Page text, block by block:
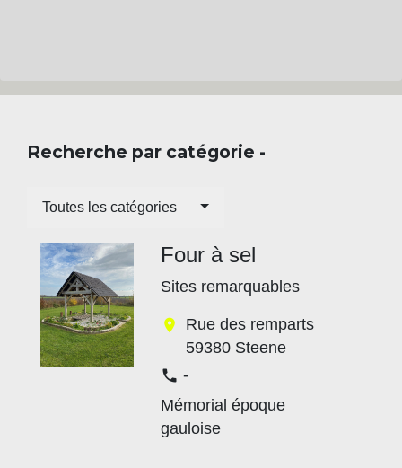
Recherche par catégorie -
Toutes les catégories
Four à sel
Sites remarquables
location_on
Rue des remparts
59380 Steene
phone -
Mémorial époque
gauloise